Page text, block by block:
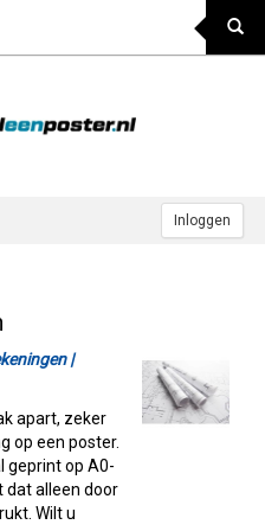
Inloggen
|
apart, zeker
op een poster.
geprint op A0-
dat alleen door
Wilt u